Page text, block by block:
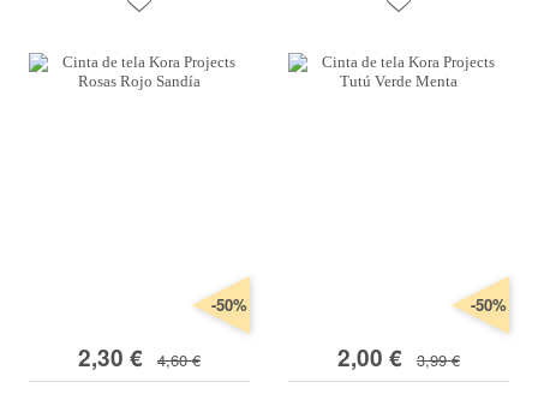
2,30 € 4,60 €
-50%
2,00 € 3,99 €
-50%